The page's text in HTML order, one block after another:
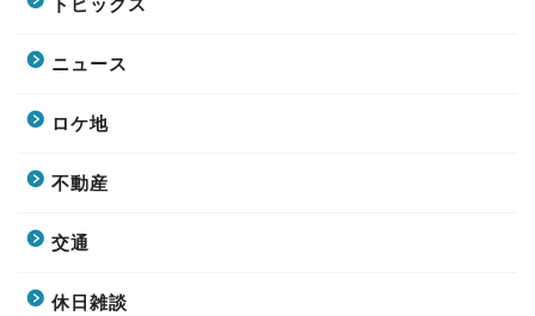
ニュース
ロケ地
不動産
交通
休日雑談